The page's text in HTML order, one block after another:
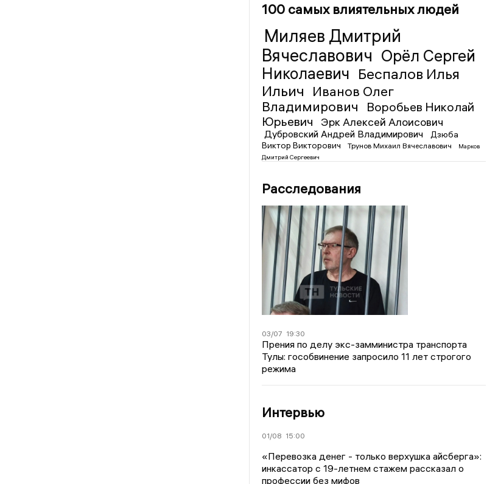
100 самых влиятельных людей
Миляев Дмитрий
Вячеславович Орёл Сергей
Николаевич Беспалов Илья
Ильич
Иванов Олег
Владимирович
Воробьев Николай
Юрьевич
Эрк Алексей Алоисович
Дубровский Андрей Владимирович
Дзюба
Виктор Викторович
Трунов Михаил Вячеславович
Марков
Дмитрий Сергеевич
Расследования
03/07 19:30
Прения по делу экс-замминистра транспорта
Тулы: гособвинение запросило 11 лет строгого
режима
Интервью
01/08 15:00
«Перевозка денег - только верхушка айсберга»:
инкассатор с 19-летнем стажем рассказал о
профессии без мифов